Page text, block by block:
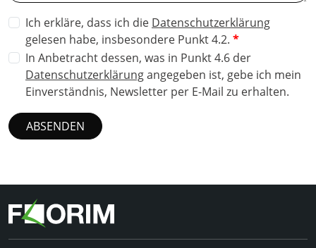
Ich erkläre, dass ich die Datenschutzerklärung
gelesen habe, insbesondere Punkt 4.2.
In Anbetracht dessen, was in Punkt 4.6 der
Datenschutzerklärungangegeben ist, gebe ich mein
Einverständnis, Newsletter per E-Mail zu erhalten.
ABSENDEN